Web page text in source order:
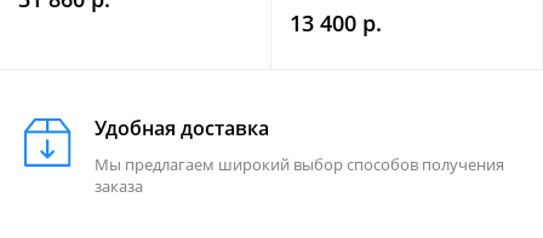
13 400 р.
Удобная доставка
Мы предлагаем широкий выбор способов получения
заказа